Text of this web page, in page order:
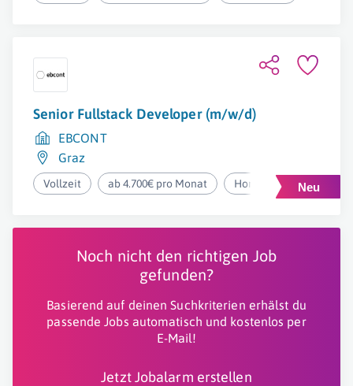
Senior Fullstack Developer (m/w/d)
EBCONT
Graz
Vollzeit ab 4.700€ pro Monat Homeoffice
Noch nicht den richtigen Job
gefunden?
Basierend auf deinen Suchkriterien erhälst du
passende Jobs automatisch und kostenlos per
E-Mail!
Jetzt Jobalarm erstellen